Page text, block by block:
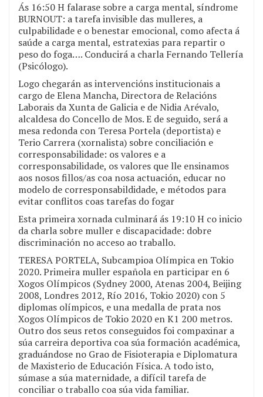
Ás 16:50 H falarase sobre a carga mental, síndrome
BURNOUT: a tarefa invisible das mulleres, a
culpabilidade e o benestar emocional, como afecta á
saúde a carga mental, estratexias para repartir o
peso do foga…. Conducirá a charla Fernando Tellería
(Psicólogo).
Logo chegarán as intervencións institucionais a
cargo de Elena Mancha, Directora de Relacións
Laborais da Xunta de Galicia e de Nidia Arévalo,
alcaldesa do Concello de Mos. E de seguido, será a
mesa redonda con Teresa Portela (deportista) e
Terio Carrera (xornalista) sobre conciliación e
corresponsabilidade: os valores e a
corresponsabilidade, os valores que lle ensinamos
aos nosos fillos/as coa nosa actuación, educar no
modelo de corresponsabildidade, e métodos para
evitar conflitos coas tarefas do fogar
Esta primeira xornada culminará ás 19:10 H co inicio
da charla sobre muller e discapacidade: dobre
discriminación no acceso ao traballo.
TERESA PORTELA, Subcampioa Olímpica en Tokio
2020. Primeira muller española en participar en 6
Xogos Olímpicos (Sydney 2000, Atenas 2004, Beijing
2008, Londres 2012, Río 2016, Tokio 2020) con 5
diplomas olímpicos, e una medalla de prata nos
Xogos Olímpicos de Tokio 2020 en K1 200 metros.
Outro dos seus retos conseguidos foi compaxinar a
súa carreira deportiva coa súa formación académica,
graduándose no Grao de Fisioterapia e Diplomatura
de Maxisterio de Educación Física. A todo isto,
súmase a súa maternidade, a difícil tarefa de
conciliar o traballo coa súa vida familiar.